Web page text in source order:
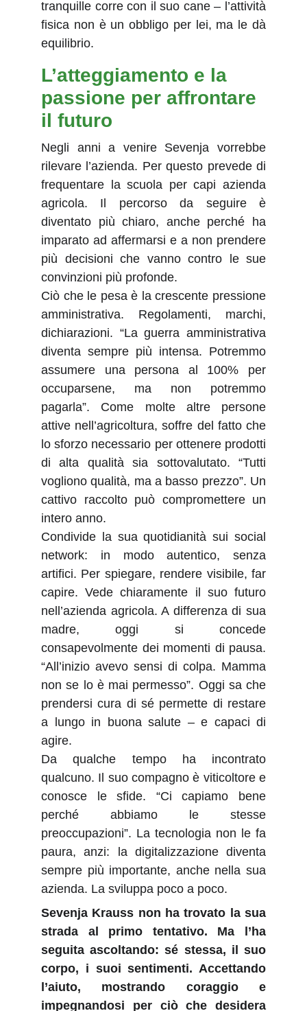
tranquille corre con il suo cane – l’attività
fisica non è un obbligo per lei, ma le dà
equilibrio.
L’atteggiamento e la
passione per affrontare
il futuro
Negli anni a venire Sevenja vorrebbe
rilevare l’azienda. Per questo prevede di
frequentare la scuola per capi azienda
agricola. Il percorso da seguire è
diventato più chiaro, anche perché ha
imparato ad affermarsi e a non prendere
più decisioni che vanno contro le sue
convinzioni più profonde.
Ciò che le pesa è la crescente pressione
amministrativa. Regolamenti, marchi,
dichiarazioni. “La guerra amministrativa
diventa sempre più intensa. Potremmo
assumere una persona al 100% per
occuparsene, ma non potremmo
pagarla”. Come molte altre persone
attive nell’agricoltura, soffre del fatto che
lo sforzo necessario per ottenere prodotti
di alta qualità sia sottovalutato. “Tutti
vogliono qualità, ma a basso prezzo”. Un
cattivo raccolto può compromettere un
intero anno.
Condivide la sua quotidianità sui social
network: in modo autentico, senza
artifici. Per spiegare, rendere visibile, far
capire. Vede chiaramente il suo futuro
nell’azienda agricola. A differenza di sua
madre, oggi si concede
consapevolmente dei momenti di pausa.
“All’inizio avevo sensi di colpa. Mamma
non se lo è mai permesso”. Oggi sa che
prendersi cura di sé permette di restare
a lungo in buona salute – e capaci di
agire.
Da qualche tempo ha incontrato
qualcuno. Il suo compagno è viticoltore e
conosce le sfide. “Ci capiamo bene
perché abbiamo le stesse
preoccupazioni”. La tecnologia non le fa
paura, anzi: la digitalizzazione diventa
sempre più importante, anche nella sua
azienda. La sviluppa poco a poco.
Sevenja Krauss non ha trovato la sua
strada al primo tentativo. Ma l’ha
seguita ascoltando: sé stessa, il suo
corpo, i suoi sentimenti. Accettando
l’aiuto, mostrando coraggio e
impegnandosi per ciò che desidera